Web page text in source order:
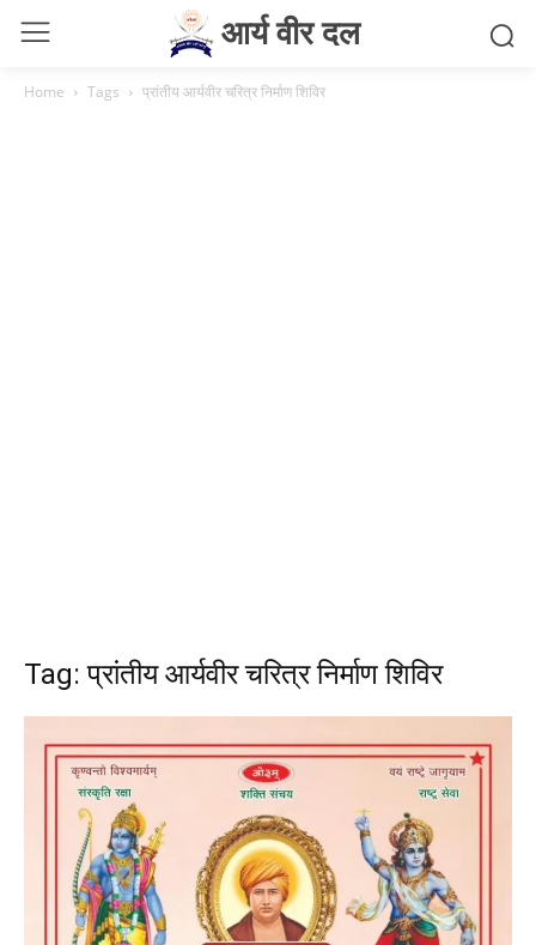
आर्य वीर दल
Home Tags प्रांतीय आर्यवीर चरित्र निर्माण शिविर
Tag: प्रांतीय आर्यवीर चरित्र निर्माण शिविर